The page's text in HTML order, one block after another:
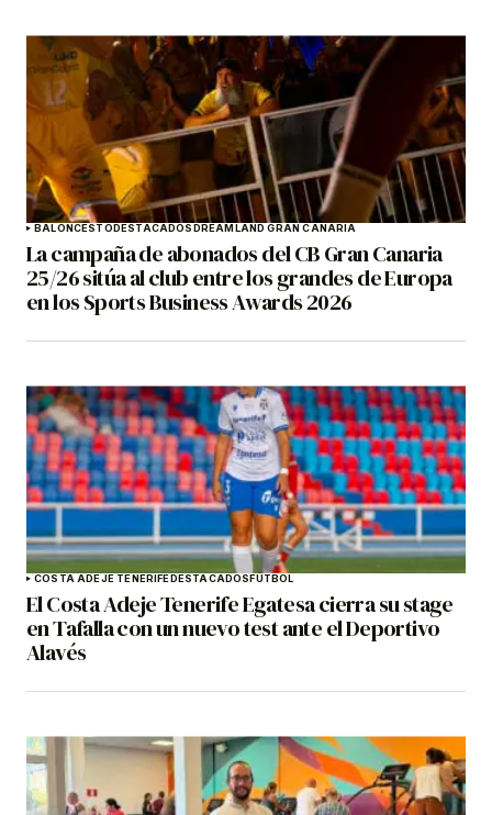
BALONCESTO DESTACADOS DREAMLAND GRAN CANARIA
La campaña de abonados del CB Gran Canaria
25/26 sitúa al club entre los grandes de Europa
en los Sports Business Awards 2026
COSTA ADEJE TENERIFE DESTACADOS FÚTBOL
El Costa Adeje Tenerife Egatesa cierra su stage
en Tafalla con un nuevo test ante el Deportivo
Alavés